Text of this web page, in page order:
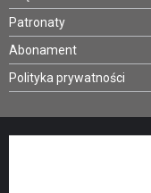
Patronaty
Abonament
Polityka prywatności